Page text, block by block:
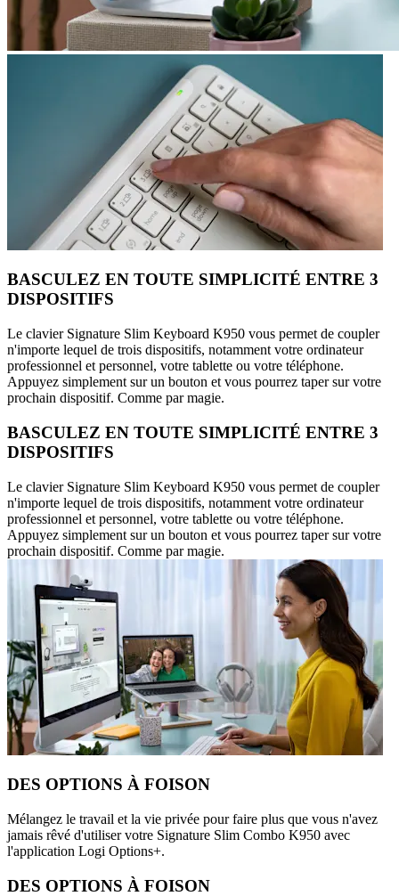
BASCULEZ EN TOUTE SIMPLICITÉ ENTRE 3
DISPOSITIFS
Le clavier Signature Slim Keyboard K950 vous permet de coupler
n'importe lequel de trois dispositifs, notamment votre ordinateur
professionnel et personnel, votre tablette ou votre téléphone.
Appuyez simplement sur un bouton et vous pourrez taper sur votre
prochain dispositif. Comme par magie.
BASCULEZ EN TOUTE SIMPLICITÉ ENTRE 3
DISPOSITIFS
Le clavier Signature Slim Keyboard K950 vous permet de coupler
n'importe lequel de trois dispositifs, notamment votre ordinateur
professionnel et personnel, votre tablette ou votre téléphone.
Appuyez simplement sur un bouton et vous pourrez taper sur votre
prochain dispositif. Comme par magie.
DES OPTIONS À FOISON
Mélangez le travail et la vie privée pour faire plus que vous n'avez
jamais rêvé d'utiliser votre Signature Slim Combo K950 avec
l'application Logi Options+.
DES OPTIONS À FOISON